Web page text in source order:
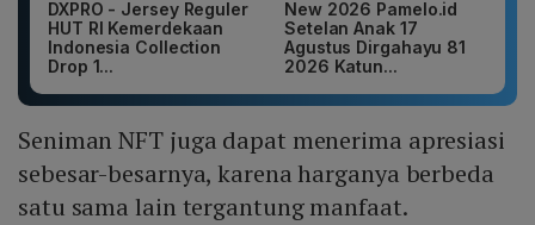
DXPRO - Jersey Reguler
HUT RI Kemerdekaan
Indonesia Collection
Drop 1...
New 2026 Pamelo.id
Setelan Anak 17
Agustus Dirgahayu 81
2026 Katun...
Seniman NFT juga dapat menerima apresiasi
sebesar-besarnya, karena harganya berbeda
satu sama lain tergantung manfaat.